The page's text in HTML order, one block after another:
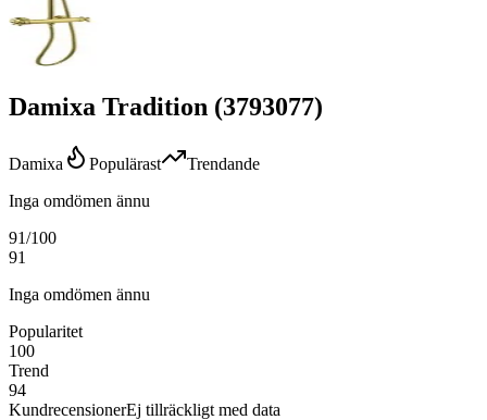
Damixa Tradition (3793077)
Damixa Populärast
Trendande
Inga omdömen ännu
91/100
91
Inga omdömen ännu
Popularitet
100
Trend
94
KundrecensionerEj tillräckligt med data